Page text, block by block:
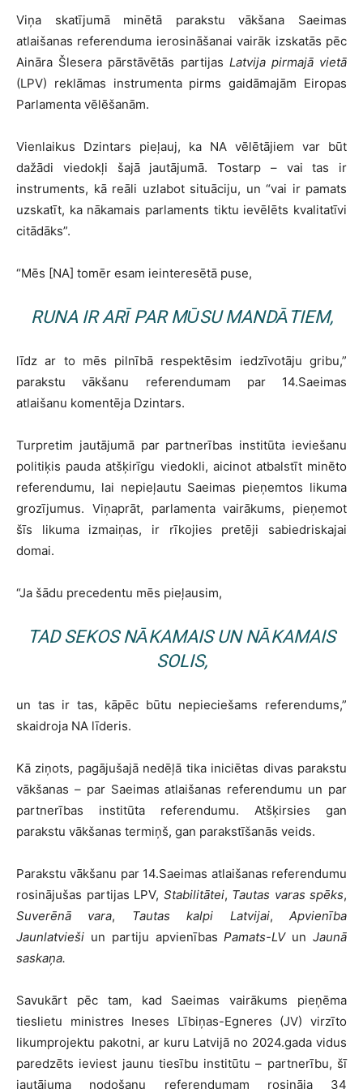
Viņa skatījumā minētā parakstu vākšana Saeimas
atlaišanas referenduma ierosināšanai vairāk izskatās pēc
Aināra Šlesera pārstāvētās partijas Latvija pirmajā vietā
(LPV) reklāmas instrumenta pirms gaidāmajām Eiropas
Parlamenta vēlēšanām.
Vienlaikus Dzintars pieļauj, ka NA vēlētājiem var būt
dažādi viedokļi šajā jautājumā. Tostarp – vai tas ir
instruments, kā reāli uzlabot situāciju, un “vai ir pamats
uzskatīt, ka nākamais parlaments tiktu ievēlēts kvalitatīvi
citādāks”.
“Mēs [NA] tomēr esam ieinteresētā puse,
RUNA IR ARĪ PAR MŪSU MANDĀTIEM,
līdz ar to mēs pilnībā respektēsim iedzīvotāju gribu,”
parakstu vākšanu referendumam par 14.Saeimas
atlaišanu komentēja Dzintars.
Turpretim jautājumā par partnerības institūta ieviešanu
politiķis pauda atšķirīgu viedokli, aicinot atbalstīt minēto
referendumu, lai nepieļautu Saeimas pieņemtos likuma
grozījumus. Viņaprāt, parlamenta vairākums, pieņemot
šīs likuma izmaiņas, ir rīkojies pretēji sabiedriskajai
domai.
“Ja šādu precedentu mēs pieļausim,
TAD SEKOS NĀKAMAIS UN NĀKAMAIS
SOLIS,
un tas ir tas, kāpēc būtu nepieciešams referendums,”
skaidroja NA līderis.
Kā ziņots, pagājušajā nedēļā tika iniciētas divas parakstu
vākšanas – par Saeimas atlaišanas referendumu un par
partnerības institūta referendumu. Atšķirsies gan
parakstu vākšanas termiņš, gan parakstīšanās veids.
Parakstu vākšanu par 14.Saeimas atlaišanas referendumu
rosinājušas partijas LPV, Stabilitātei, Tautas varas spēks,
Suverēnā vara, Tautas kalpi Latvijai,Apvienība
Jaunlatvieši un partiju apvienībasPamats-LVunJaunā
saskaņa.
Savukārt pēc tam, kad Saeimas vairākums pieņēma
tieslietu ministres Ineses Lībiņas-Egneres (JV) virzīto
likumprojektu pakotni, ar kuru Latvijā no 2024.gada vidus
paredzēts ieviest jaunu tiesību institūtu – partnerību, šī
jautājuma nodošanu referendumam rosināja 34